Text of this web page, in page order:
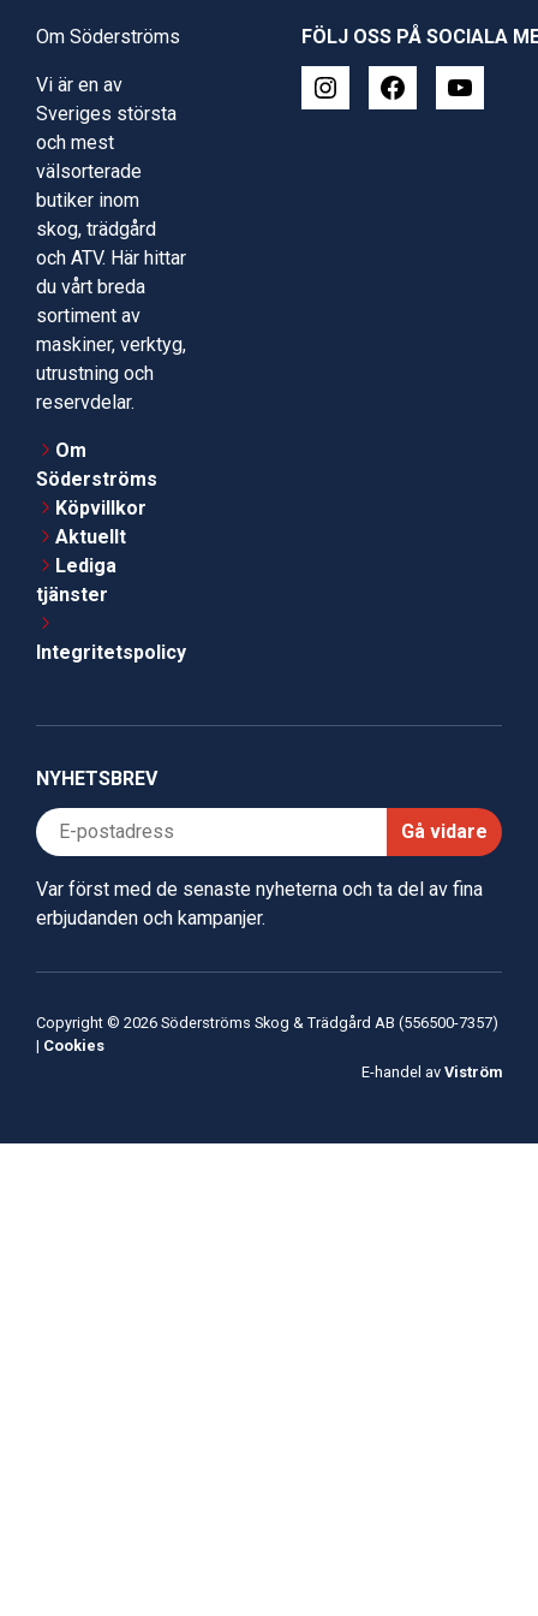
Om Söderströms
Vi är en av
Sveriges största
och mest
välsorterade
butiker inom
skog, trädgård
och ATV. Här hittar
du vårt breda
sortiment av
maskiner, verktyg,
utrustning och
reservdelar.
Om
Söderströms
Köpvillkor
Aktuellt
Lediga
tjänster
Integritetspolicy
FÖLJ OSS PÅ SOCIALA
NYHETSBREV
Gå vidare
Var först med de senaste nyheterna och ta del av fina
erbjudanden och kampanjer.
Copyright © 2026 Söderströms Skog & Trädgård AB (556500-7357)
| Cookies
E-handel av Viström